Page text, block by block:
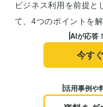
ビジネス利用を前提と
て、4つのポイントを解
AIが応答
今す
活用事例や